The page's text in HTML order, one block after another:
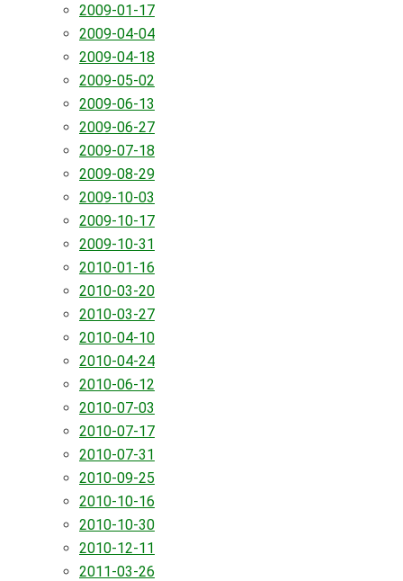
2009-01-17
2009-04-04
2009-04-18
2009-05-02
2009-06-13
2009-06-27
2009-07-18
2009-08-29
2009-10-03
2009-10-17
2009-10-31
2010-01-16
2010-03-20
2010-03-27
2010-04-10
2010-04-24
2010-06-12
2010-07-03
2010-07-17
2010-07-31
2010-09-25
2010-10-16
2010-10-30
2010-12-11
2011-03-26